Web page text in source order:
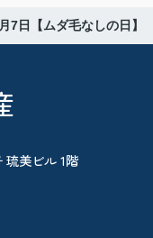
7日【ムダ毛なしの日】
琉美ビル 1階